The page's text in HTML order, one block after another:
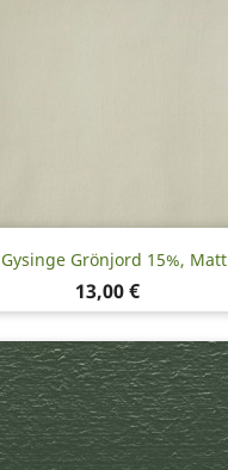
Gysinge Grönjord 15%, Matt
Pris
13,00 €